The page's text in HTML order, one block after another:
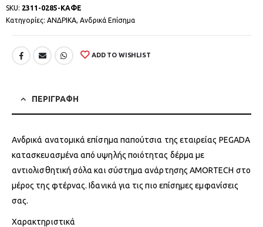
SKU: 2311-0285-ΚΑΦΕ
Κατηγορίες: ΑΝΔΡΙΚΑ, Ανδρικά Επίσημα
ADD TO WISHLIST
ΠΕΡΙΓΡΑΦΗ
Ανδρικά ανατομικά επίσημα παπούτσια της εταιρείας PEGADA
κατασκευασμένα από υψηλής ποιότητας δέρμα με
αντιολισθητική σόλα και σύστημα ανάρτησης AMORTECH στο
μέρος της φτέρνας. Ιδανικά για τις πιο επίσημες εμφανίσεις
σας.
Χαρακτηριστικά